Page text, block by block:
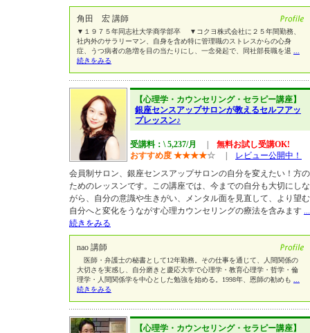
角田 宏 講師
▼１９７５年同志社大学商学部卒 ▼コクヨ株式会社に２５年間勤務、
社内外のサラリーマン、自身を含め特に管理職のストレスからの心身
症、うつ病者の急増を目の当たりにし、一念発起で、同社部長職を退
続きをみる
【心理学・カウンセリング・セラピー講座】
銀座センスアップサロンが教えるセルフアッ
プレッスン♪
受講料：\ 5,237/月
無料お試し受講OK!
おすすめ度 ★★★★☆
レビュー公開中！
会員制サロン、銀座センスアップサロンの自分を変えたい！方の
ためのレッスンです。この講座では、今までの自分も大切にしな
がら、自分の意識や生きがい、メンタル面を見直して、より望む
自分へと変化をうながす心理カウンセリングの療法を含みます ...
続きをみる
nao 講師
医師・弁護士の秘書として12年勤務。その仕事を通じて、人間関係の
大切さを実感し、自分磨きと慶応大学で心理学・教育心理学・哲学・倫
理学・人間関係学を中心とした勉強を始める。1998年、恩師の勧めも
続きをみる
【心理学・カウンセリング・セラピー講座】